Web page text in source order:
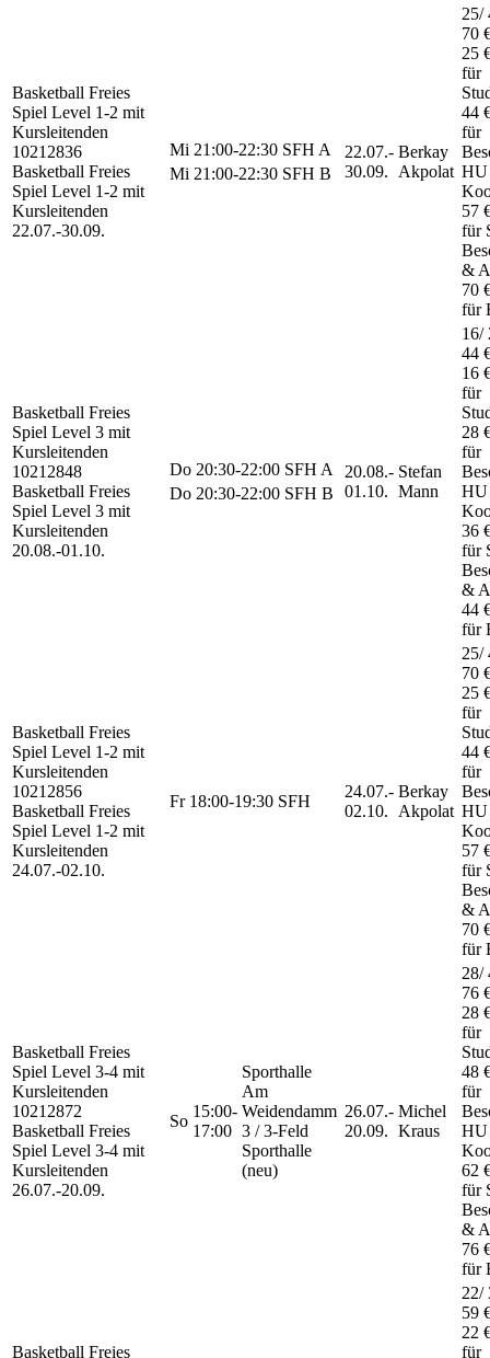
Basketball Freies
Spiel Level 1-2 mit
Kursleitenden
10212836
Basketball Freies
Spiel Level 1-2 mit
Kursleitenden
22.07.-30.09.
Mi 21:00-22:30 SFH A
Mi 21:00-22:30 SFH B
22.07.-
30.09.
Berkay
Akpolat
25/
70
25
für
44
für
57
für
&
70
für
Basketball Freies
Spiel Level 3 mit
Kursleitenden
10212848
Basketball Freies
Spiel Level 3 mit
Kursleitenden
20.08.-01.10.
Do 20:30-22:00 SFH A
Do 20:30-22:00 SFH B
20.08.-
01.10.
Stefan
Mann
16/
44
16
für
28
für
36
für
&
44
für
Basketball Freies
Spiel Level 1-2 mit
Kursleitenden
10212856
Basketball Freies
Spiel Level 1-2 mit
Kursleitenden
24.07.-02.10.
Fr 18:00-19:30 SFH
24.07.-
02.10.
Berkay
Akpolat
25/
70
25
für
44
für
57
für
&
70
für
Basketball Freies
Spiel Level 3-4 mit
Kursleitenden
10212872
Basketball Freies
Spiel Level 3-4 mit
Kursleitenden
26.07.-20.09.
So
15:00-
17:00
Sporthalle
Am
Weidendamm
3 / 3-Feld
Sporthalle
(neu)
26.07.-
20.09.
Michel
Kraus
28/
76
28
für
48
für
62
für
&
76
für
Basketball Freies
22/
59
22
für